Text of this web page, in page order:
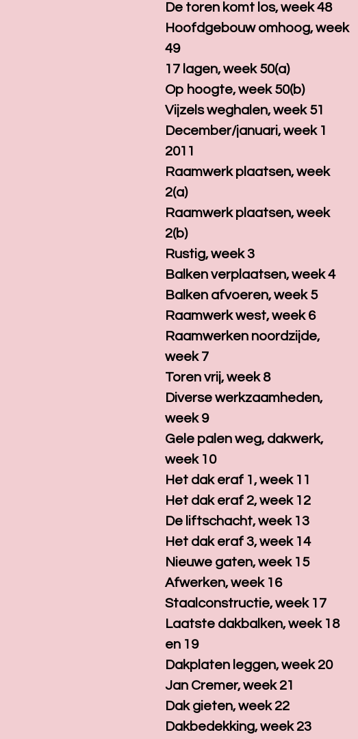
De toren komt los, week 48
Hoofdgebouw omhoog, week
49
17 lagen, week 50(a)
Op hoogte, week 50(b)
Vijzels weghalen, week 51
December/januari, week 1
2011
Raamwerk plaatsen, week
2(a)
Raamwerk plaatsen, week
2(b)
Rustig, week 3
Balken verplaatsen, week 4
Balken afvoeren, week 5
Raamwerk west, week 6
Raamwerken noordzijde,
week 7
Toren vrij, week 8
Diverse werkzaamheden,
week 9
Gele palen weg, dakwerk,
week 10
Het dak eraf 1, week 11
Het dak eraf 2, week 12
De liftschacht, week 13
Het dak eraf 3, week 14
Nieuwe gaten, week 15
Afwerken, week 16
Staalconstructie, week 17
Laatste dakbalken, week 18
en 19
Dakplaten leggen, week 20
Jan Cremer, week 21
Dak gieten, week 22
Dakbedekking, week 23